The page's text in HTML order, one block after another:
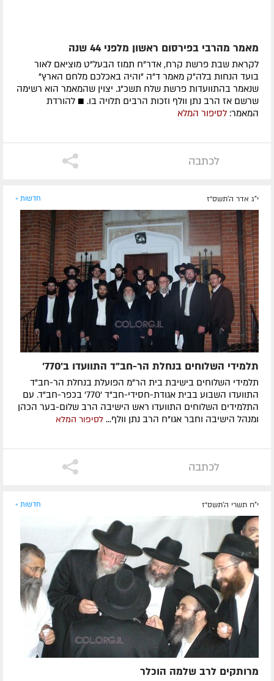
מאמר מהרבי בפירסום ראשון מלפני 44 שנה
לקראת שבת פרשת קרח, אדר"ח תמוז הבעל"ט מוציאם לאור
בועד הנחות בלה"ק מאמר ד"ה "והיה באכלכם מלחם הארץ"
שנאמר בהתוועדות פרשת שלח תשכ"ג. יצוין שהמאמר הוא רשימה
שרשם אז הרב נתן וולף וזכות הרבים תלויה בו. ■ להורדת
המאמר: לסיפור המלא
לכתבה
י"ג אדר ה׳תשס״ז חדשות »
תלמידי השלוחים בנחלת הר-חב"ד התוועדו ב'770'
תלמידי השלוחים בישיבת בית הר"מ הפועלת בנחלת הר-חב"ד
התוועדו השבוע בבית אגודת-חסידי-חב"ד '770' בכפר-חב"ד. עם
התלמידים השלוחים התוועדו ראש הישיבה הרב שלום-בער הכהן
ומנהל הישיבה וחבר אגו"ח הרב נתן וולף... לסיפור המלא
לכתבה
י"ח תשרי ה׳תשס״ז חדשות »
מרותקים לרב שלמה הוכלר